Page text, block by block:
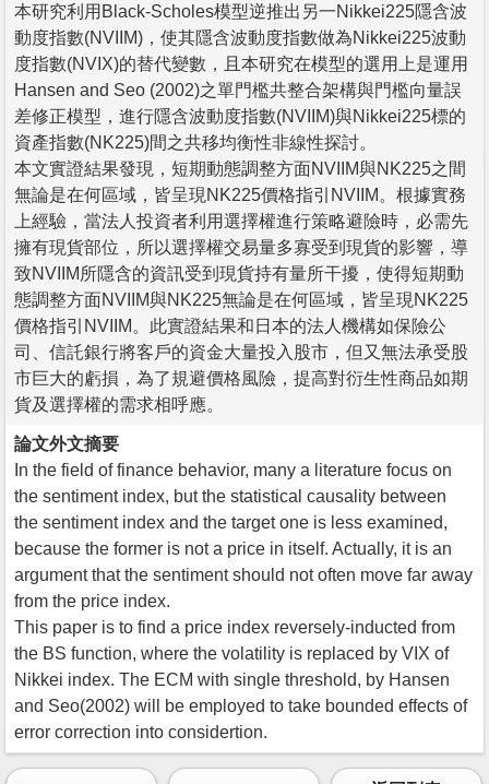
本研究利用Black-Scholes模型逆推出另一Nikkei225隱含波
動度指數(NVIIM)，使其隱含波動度指數做為Nikkei225波動
度指數(NVIX)的替代變數，且本研究在模型的選用上是運用
Hansen and Seo (2002)之單門檻共整合架構與門檻向量誤
差修正模型，進行隱含波動度指數(NVIIM)與Nikkei225標的
資產指數(NK225)間之共移均衡性非線性探討。
本文實證結果發現，短期動態調整方面NVIIM與NK225之間
無論是在何區域，皆呈現NK225價格指引NVIIM。根據實務
上經驗，當法人投資者利用選擇權進行策略避險時，必需先
擁有現貨部位，所以選擇權交易量多寡受到現貨的影響，導
致NVIIM所隱含的資訊受到現貨持有量所干擾，使得短期動
態調整方面NVIIM與NK225無論是在何區域，皆呈現NK225
價格指引NVIIM。此實證結果和日本的法人機構如保險公
司、信託銀行將客戶的資金大量投入股市，但又無法承受股
市巨大的虧損，為了規避價格風險，提高對衍生性商品如期
貨及選擇權的需求相呼應。
論文外文摘要
In the field of finance behavior, many a literature focus on
the sentiment index, but the statistical causality between
the sentiment index and the target one is less examined,
because the former is not a price in itself. Actually, it is an
argument that the sentiment should not often move far away
from the price index.
This paper is to find a price index reversely-inducted from
the BS function, where the volatility is replaced by VIX of
Nikkei index. The ECM with single threshold, by Hansen
and Seo(2002) will be employed to take bounded effects of
error correction into considertion.